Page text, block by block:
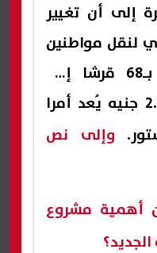
إلى أن تغيير
لنقل مواطنين
تعاقدوا على شريحة بـ68 قرشا إلى
شريحة أعلى تصل لـ2.74 جنيه يُعد أمرا
وإلى نص
أهمية مشروع